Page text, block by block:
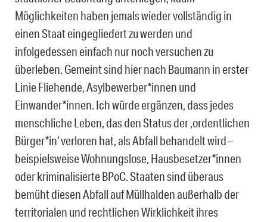
Möglichkeiten haben jemals wieder vollständig in
einen Staat eingegliedert zu werden und
infolgedessen einfach nur noch versuchen zu
überleben. Gemeint sind hier nach Baumann in erster
Linie Fliehende, Asylbewerber*innen und
Einwander*innen. Ich würde ergänzen, dass jedes
menschliche Leben, das den Status der ,ordentlichen
Bürger*in‘ verloren hat, als Abfall behandelt wird –
beispielsweise Wohnungslose, Hausbesetzer*innen
oder kriminalisierte BPoC. Staaten sind überaus
bemüht diesen Abfall auf Müllhalden außerhalb der
territorialen und rechtlichen Wirklichkeit ihres